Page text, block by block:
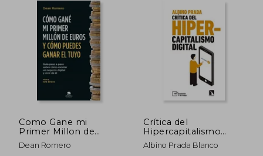
45%
dcto.
$ 257.362
$ 141.549
45%
dcto.
Como Gane mi
Primer Millon de
Euros y Como
Puedes Ganar el Tuyo
Dean Romero
Crítica del
Hipercapitalismo
Digital (Mayor)
Albino Prada Blanco